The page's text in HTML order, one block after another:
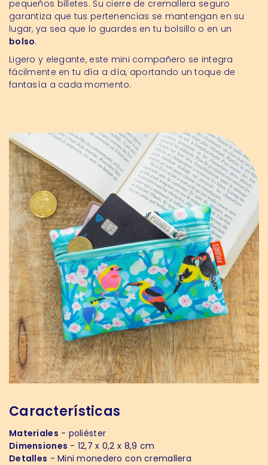
pequeños billetes. Su cierre de cremallera seguro
garantiza que tus pertenencias se mantengan en su
lugar, ya sea que lo guardes en tu bolsillo o en un
bolso.
Ligero y elegante, este mini compañero se integra
fácilmente en tu día a día, aportando un toque de
fantasía a cada momento.
Características
Materiales - poliéster
Dimensiones - 12,7 x 0,2 x 8,9 cm
Detalles - Mini monedero con cremallera